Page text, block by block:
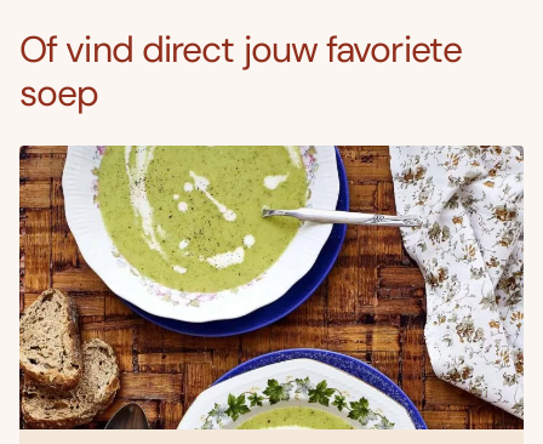
Of vind direct jouw favoriete
soep